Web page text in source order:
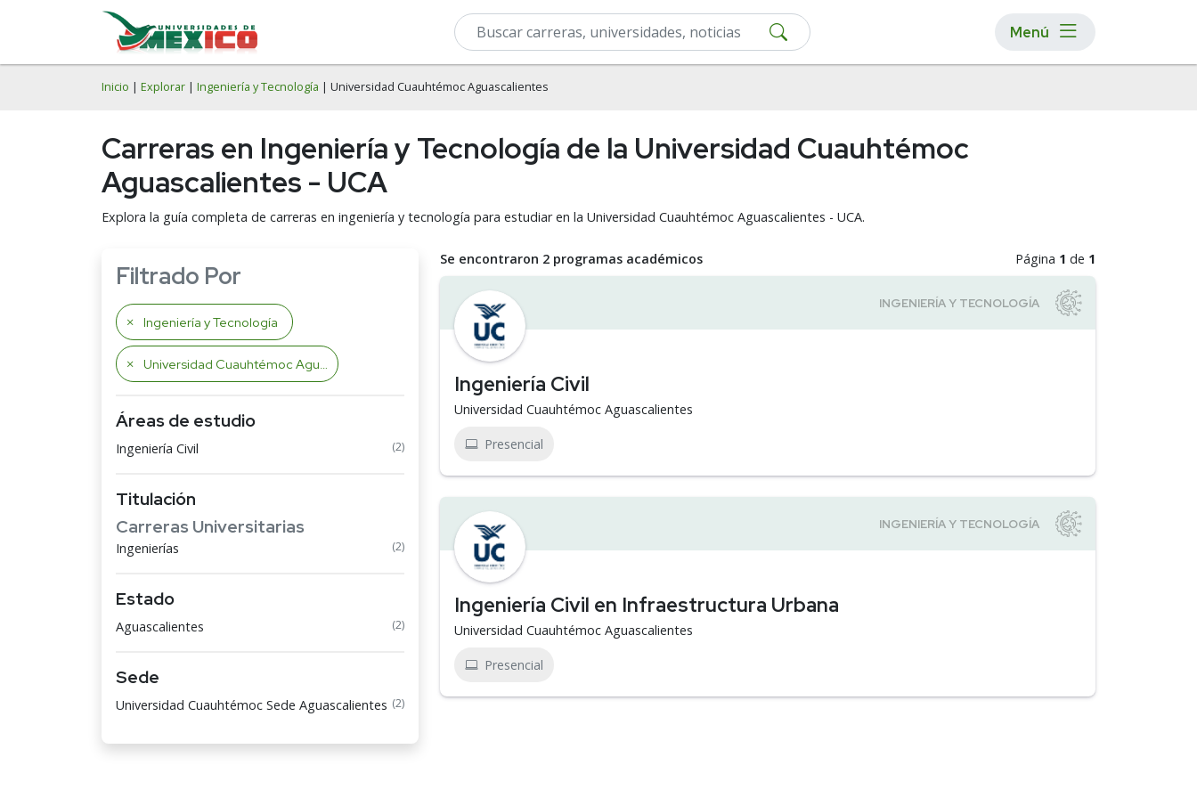
Menú
Inicio | Explorar | Ingeniería y Tecnología | Universidad Cuauhtémoc Aguascalientes
Carreras en Ingeniería y Tecnología de la Universidad Cuauhtémoc
Aguascalientes - UCA
Explora la guía completa de carreras en ingeniería y tecnología para estudiar en la Universidad Cuauhtémoc Aguascalientes - UCA.
Filtrado Por
Ingeniería y Tecnología
Universidad Cuauhtémoc Aguascalientes
Áreas de estudio
Ingeniería Civil (2)
Titulación
Carreras Universitarias
Ingenierías (2)
Estado
Aguascalientes (2)
Sede
Universidad Cuauhtémoc Sede Aguascalientes (2)
Se encontraron 2 programas académicos Página 1 de 1
Ingeniería Civil
Universidad Cuauhtémoc Aguascalientes
Presencial
Ingeniería Civil en Infraestructura Urbana
Universidad Cuauhtémoc Aguascalientes
Presencial